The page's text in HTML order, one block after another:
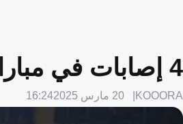
4 إصابات في مباراة.. ماذا يحدث مع الأخضر السعودي؟
KOOORA 20 مارس 2025 16:24